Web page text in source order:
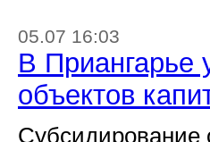
05.07 16:03
В Приангарье
объектов
Субсидирование